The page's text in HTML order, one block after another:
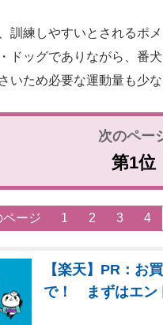
訓練しやすいとされるポ
ドッグでありながら、番
いため必要な運動量も少
第1位
ページ 1 2 3 4
【楽天】PR：お
で！ まずはエン